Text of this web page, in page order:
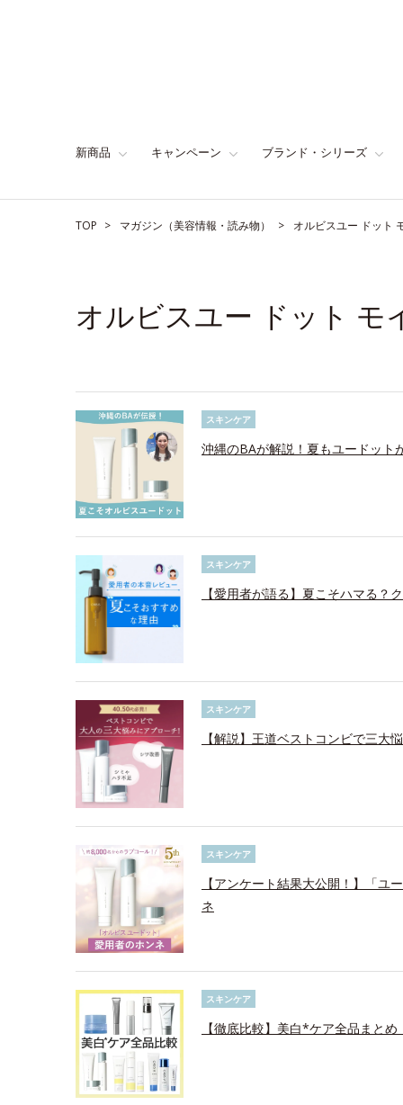
新商品 キャンペーン ブランド・シリーズ
TOP マガジン（美容情報・読み物） オルビスユー ドット
オルビスユー ドット モ
スキンケア
沖縄のBAが解説！夏もユードット
スキンケア
【愛用者が語る】夏こそハマる？
スキンケア
【解説】王道ベストコンビで三大
スキンケア
【アンケート結果大公開！】「ユ
ネ
スキンケア
【徹底比較】美白*ケア全品まと